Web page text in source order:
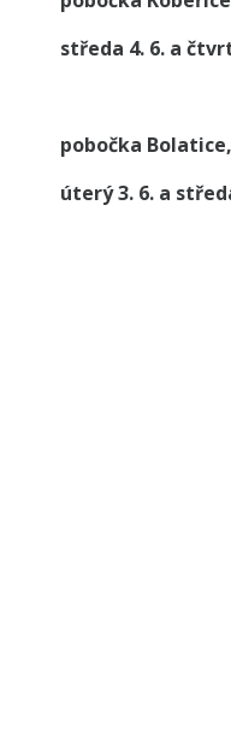
středa 4. 6. a
pobočka
úterý 3. 6. a